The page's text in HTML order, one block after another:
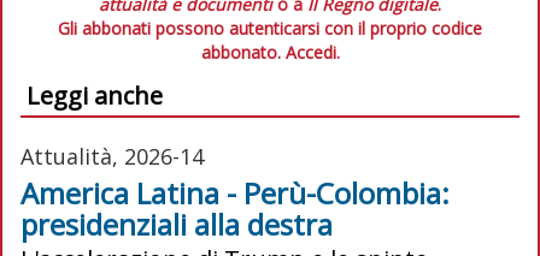
Gli abbonati possono autenticarsi con il proprio codice
abbonato. Accedi.
Leggi anche
Attualità, 2026-14
America Latina - Perù-Colombia:
presidenziali alla destra